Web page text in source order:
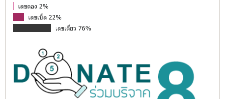
เลขตอง 2%
เลขเบิ้ล 22%
เลขเดี่ยว 76%